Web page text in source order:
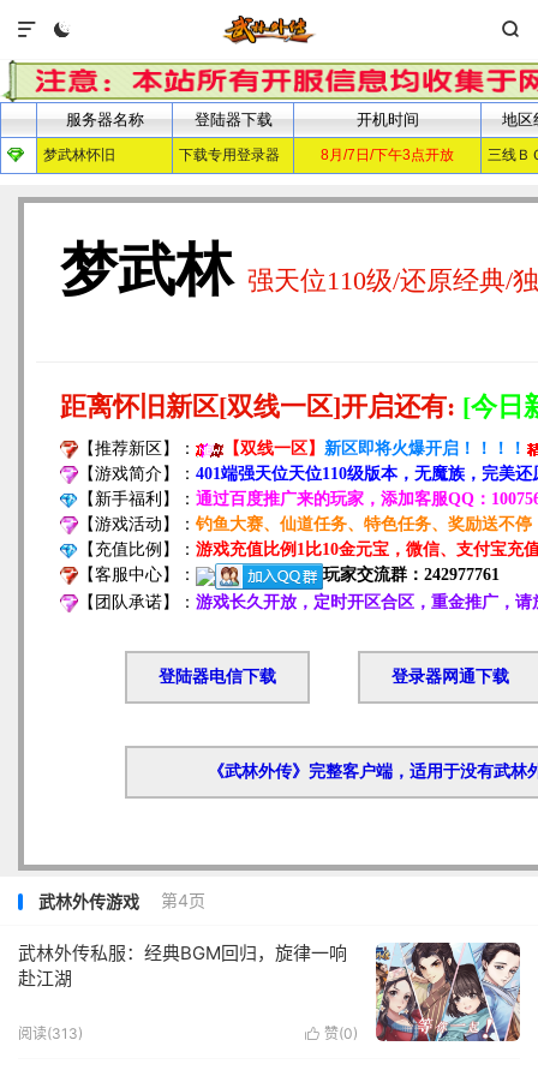
 

武林外传游戏 第4页
武林外传私服：经典BGM回归，旋律一响
赴江湖
 赞(0)
阅读(313)